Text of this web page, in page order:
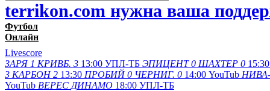
terrikon.com нужна ваша
Футбол
Онлайн
Livescore
ЗАРЯ 1 КРИВБ. 3 13:00 УПЛ-ТБ ЭПИЦЕНТ 0 ШАХТЕР 0 15:30
3 КАРБОН 2 13:30 ПРОБИЙ 0 ЧЕРНИГ. 0 14:00 YouTub
YouTub ВЕРЕС ДИНАМО 18:00 УПЛ-ТБ